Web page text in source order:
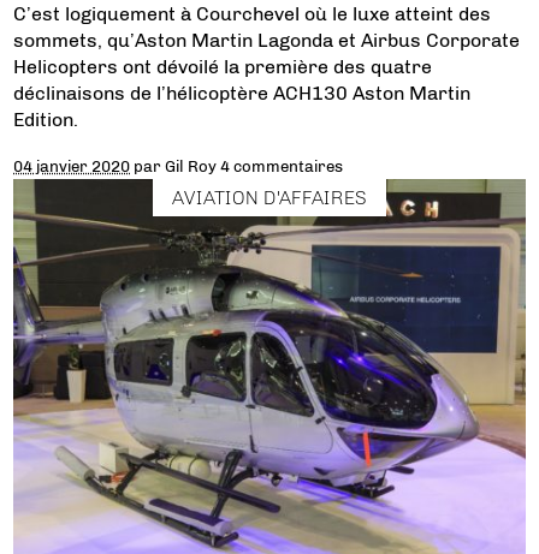
C’est logiquement à Courchevel où le luxe atteint des
sommets, qu’Aston Martin Lagonda et Airbus Corporate
Helicopters ont dévoilé la première des quatre
déclinaisons de l’hélicoptère ACH130 Aston Martin
Edition.
04 janvier 2020 parGil Roy 4 commentaires
AVIATION D'AFFAIRES